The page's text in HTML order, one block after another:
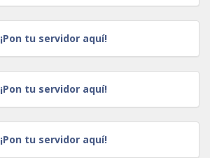
¡Pon tu servidor aquí!
¡Pon tu servidor aquí!
¡Pon tu servidor aquí!